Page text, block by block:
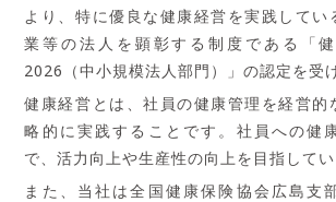
より、特に優良な健康経営を実践してい
業等の法人を顕彰する制度である「
2026（中小規模法人部門）」の認定を受
健康経営とは、社員の健康管理を経営的
略的に実践することです。社員への健
で、活力向上や生産性の向上を目指してい
また、当社は全国健康保険協会広島支